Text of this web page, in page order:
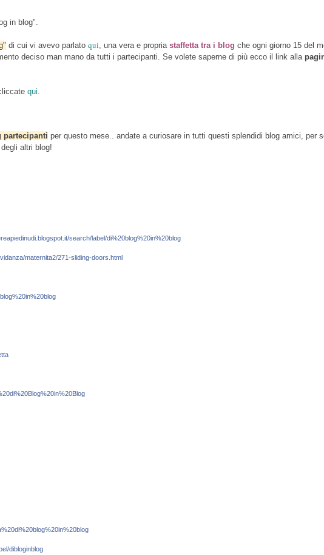
in blog".
di cui vi avevo parlato qui , una vera e propria staffetta tra i blog che ogni giorno 15 del
deciso man mano da tutti i partecipanti. Se volete saperne di più ecco il link alla
qui
partecipanti per questo mese.. andate a curiosare in tutti questi splendidi blog amici, per
altri blog!
search/label/di%20blog%20in%20blog
maternita2/271-sliding-doors.html
dibloginblog